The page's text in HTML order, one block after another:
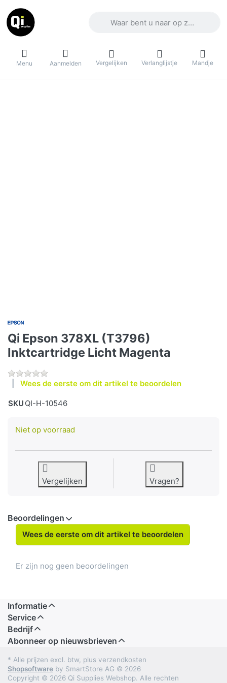
Menu Aanmelden Vergelijken Verlanglijstje Mandje
Qi Epson 378XL (T3796)
Inktcartridge Licht Magenta
Wees de eerste om dit artikel te beoordelen
SKU QI-H-10546
Niet op voorraad
Vergelijken Vragen?
Beoordelingen
Wees de eerste om dit artikel te beoordelen
Er zijn nog geen beoordelingen
Informatie
Service
Bedrijf
Abonneer op nieuwsbrieven
* Alle prijzen excl. btw, plus verzendkosten
Shopsoftware by SmartStore AG © 2026
Copyright © 2026 Qi Supplies Webshop. Alle rechten